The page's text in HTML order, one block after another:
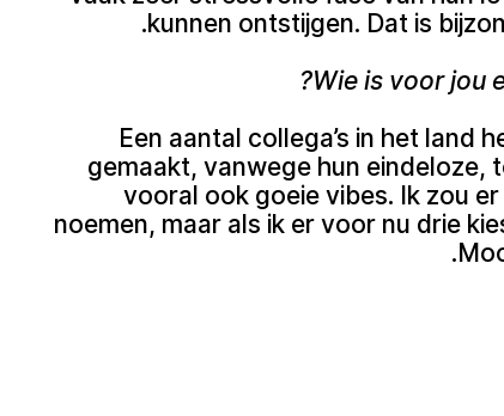
kunnen ontstijgen. Dat is
Wie is voor jou
Een aantal collega’s in het land
gemaakt, vanwege hun eindeloze,
vooral ook goeie vibes. Ik zou
noemen, maar als ik er voor nu drie